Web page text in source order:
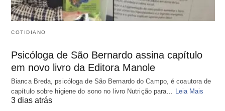
COTIDIANO
Psicóloga de São Bernardo assina capítulo
em novo livro da Editora Manole
Bianca Breda, psicóloga de São Bernardo do Campo, é coautora de
capítulo sobre higiene do sono no livro Nutrição para… Leia Mais
3 dias atrás